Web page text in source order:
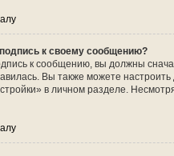
к своему сообщению?
к сообщению, вы должны
Вы также можете
в личном разделе.